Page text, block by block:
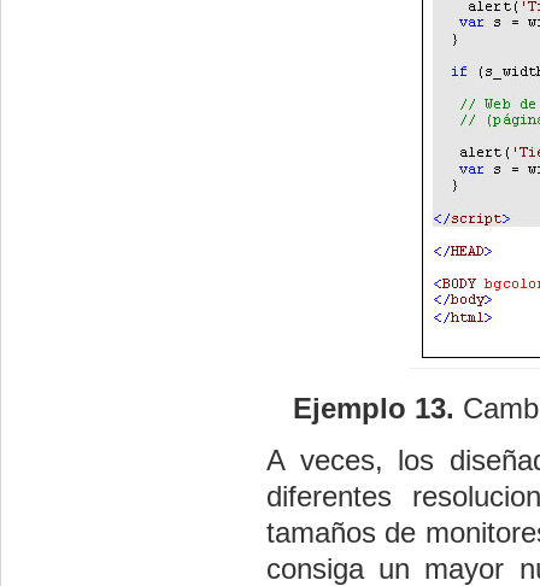
Ejemplo 13.
A veces, los
diferentes
tamaños de
consiga un mayor